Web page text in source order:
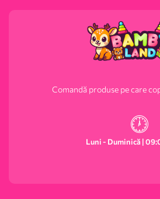
Comandă produse pe care
Luni - Duminică |